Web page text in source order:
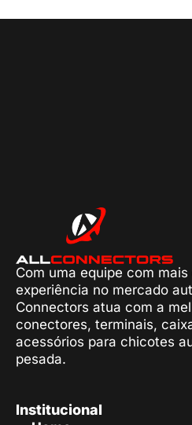
Com uma equipe com
experiência no mercado
Connectors atua com a
conectores, terminais,
acessórios para chicotes
pesada.
Institucional